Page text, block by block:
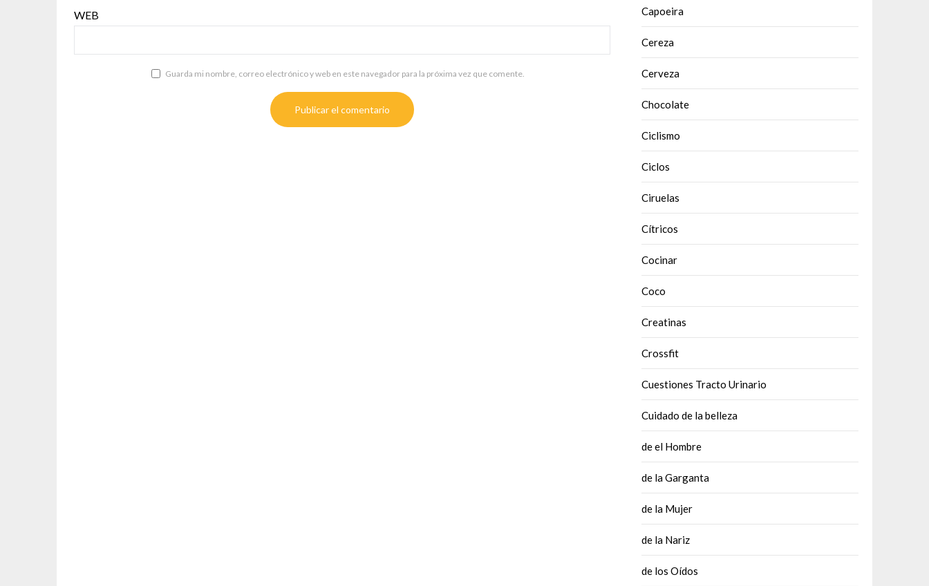
WEB
Guarda mi nombre, correo electrónico y web en este navegador para la próxima vez que comente.
Capoeira
Cereza
Cerveza
Chocolate
Ciclismo
Ciclos
Ciruelas
Cítricos
Cocinar
Coco
Creatinas
Crossfit
Cuestiones Tracto Urinario
Cuidado de la belleza
de el Hombre
de la Garganta
de la Mujer
de la Nariz
de los Oídos